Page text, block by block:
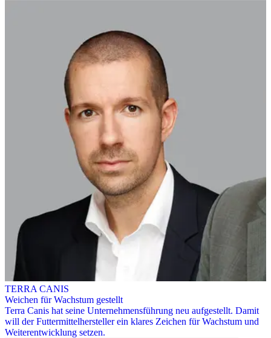
TERRA CANIS
Weichen für Wachstum gestellt
Terra Canis hat seine Unternehmensführung neu aufgestellt. Damit
will der Futtermittelhersteller ein klares Zeichen für Wachstum und
Weiterentwicklung setzen.